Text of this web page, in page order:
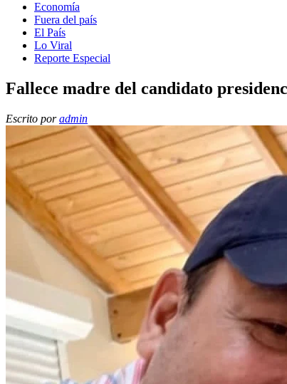
Economía
Fuera del país
El País
Lo Viral
Reporte Especial
Fallece madre del candidato
Escrito poradmin